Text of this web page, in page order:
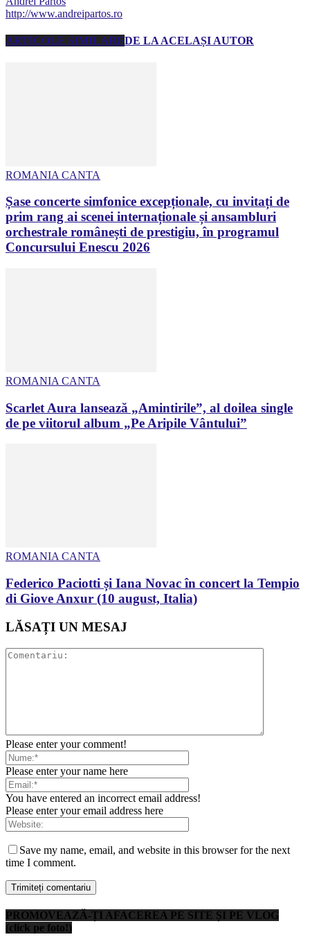
http://www.andreipartos.ro
ARTICOLE SIMILAREDE LA ACELAȘI AUTOR
ROMANIA CANTA
Șase concerte simfonice excepționale, cu invitați de
prim rang ai scenei internaționale și ansambluri
orchestrale românești de prestigiu, în programul
Concursului Enescu 2026
ROMANIA CANTA
Scarlet Aura lansează „Amintirile”, al doilea single
de pe viitorul album „Pe Aripile Vântului”
ROMANIA CANTA
Federico Paciotti și Iana Novac în concert la Tempio
di Giove Anxur (10 august, Italia)
LĂSAȚI UN MESAJ
Please enter your comment!
Please enter your name here
You have entered an incorrect email address!
Please enter your email address here
Save my name, email, and website in this browser for the next
time I comment.
PROMOVEAZĂ-ȚI AFACEREA PE SITE ȘI PE VLOG
(click pe foto!)